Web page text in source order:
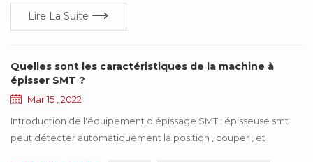
Lire La Suite
Quelles sont les caractéristiques de la machine à
épisser SMT ?
Mar 15 , 2022
Introduction de l'équipement d'épissage SMT : épisseuse smt
peut détecter automatiquement la position , couper , et